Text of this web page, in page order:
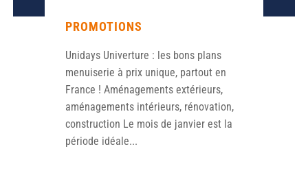
PROMOTIONS
Unidays Univerture : les bons plans
menuiserie à prix unique, partout en
France ! Aménagements extérieurs,
aménagements intérieurs, rénovation,
construction Le mois de janvier est la
période idéale...